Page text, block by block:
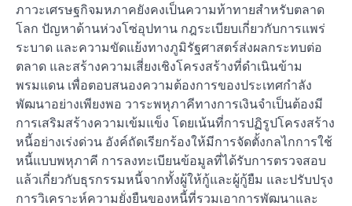
ภาวะเศรษฐกิจมหภาคยังคงเป็นความท้าทายสำหรับตลาด
โลก ปัญหาด้านห่วงโซ่อุปทาน กฎระเบียบเกี่ยวกับการแพร่
ระบาด และความขัดแย้งทางภูมิรัฐศาสตร์ส่งผลกระทบต่อ
ตลาด และสร้างความเสี่ยงเชิงโครงสร้างที่ดำเนินข้าม
พรมแดน เพื่อตอบสนองความต้องการของประเทศกำลัง
พัฒนาอย่างเพียงพอ วาระพหุภาคีทางการเงินจำเป็นต้องมี
การเสริมสร้างความเข้มแข็ง โดยเน้นที่การปฏิรูปโครงสร้าง
หนี้อย่างเร่งด่วน อังค์ถัดเรียกร้องให้มีการจัดตั้งกลไกการใช้
หนี้แบบพหุภาคี การลงทะเบียนข้อมูลที่ได้รับการตรวจสอบ
แล้วเกี่ยวกับธุรกรรมหนี้จากทั้งผู้ให้กู้และผู้กู้ยืม และปรับปรุง
การวิเคราะห์ความยั่งยืนของหนี้ที่รวมเอาการพัฒนาและ